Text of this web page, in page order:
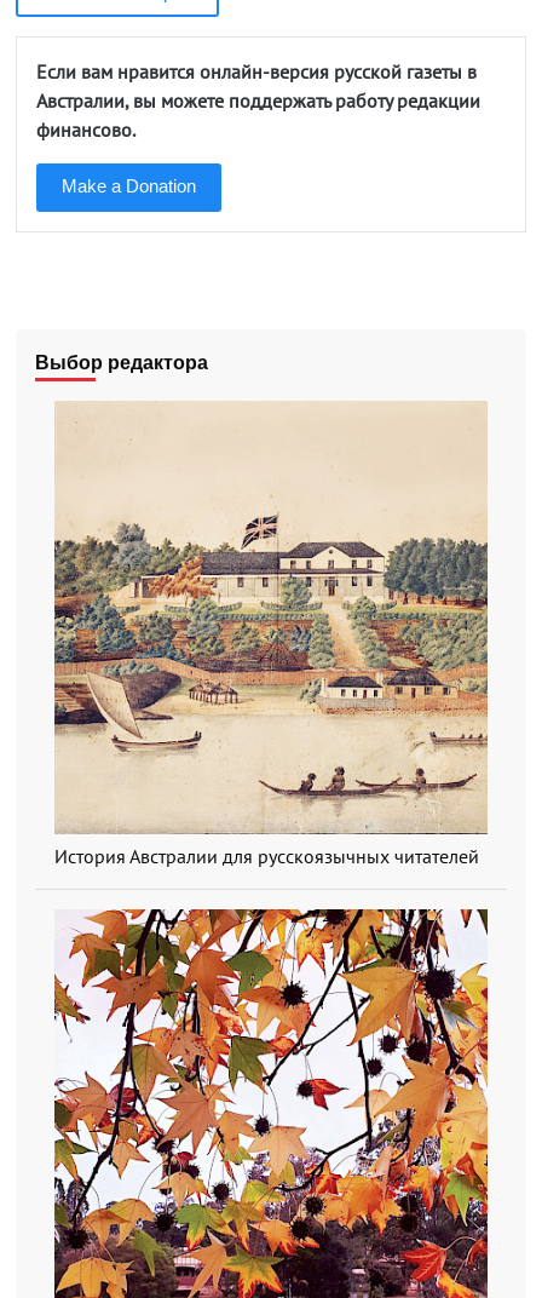
Если вам нравится онлайн-версия русской газеты в
Австралии, вы можете поддержать работу редакции
финансово.
Make a Donation
Выбор редактора
История Австралии для русскоязычных читателей